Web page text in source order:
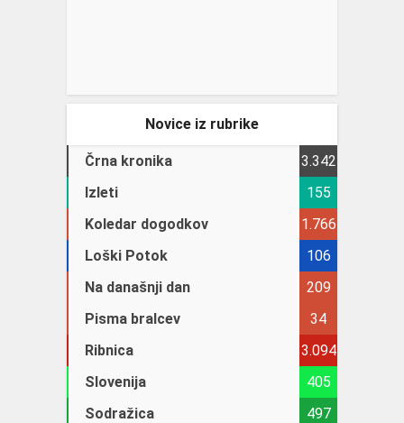
Novice iz rubrike
Črna kronika
3.342
Izleti
155
Koledar dogodkov
1.766
Loški Potok
106
Na današnji dan
209
Pisma bralcev
34
Ribnica
3.094
Slovenija
405
Sodražica
497